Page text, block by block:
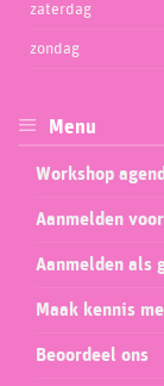
zaterdag
zondag
Menu
Workshop
Aanmelden
Aanmelden als
Maak kennis
Beoordeel ons